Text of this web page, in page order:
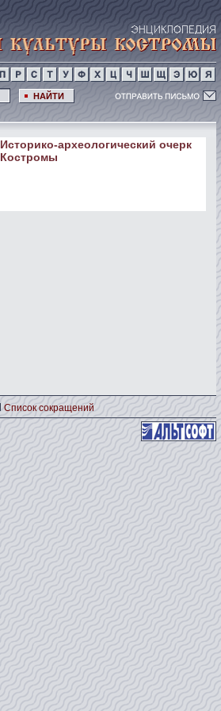
НАЙТИ
Историко-археологический очерк
Костромы
Список сокращений